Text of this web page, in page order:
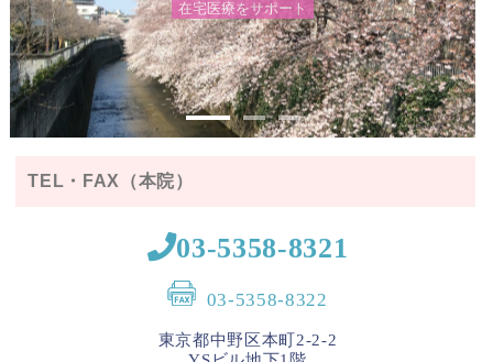
在宅 医療をサポー ト
写真提供：© 石川
県観光連盟
TEL・FAX（本院）
03-5358-8321
03-5358-8322
東京都中野区本町2-2-2